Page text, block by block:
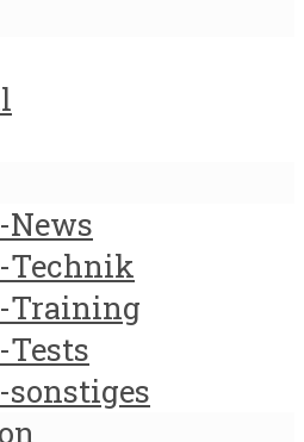
News
Technik
Training
Tests
sonstiges